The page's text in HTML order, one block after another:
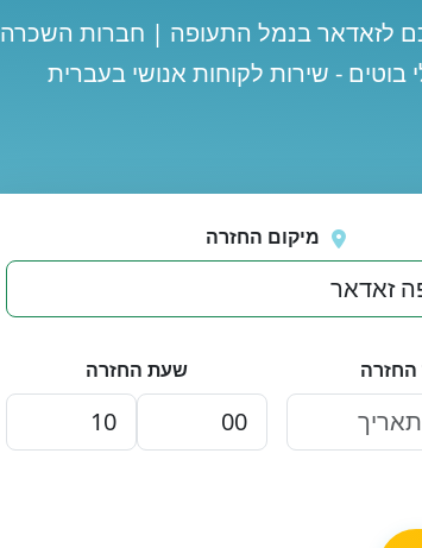
לזאדאר בנמל התעופה | חברות השכרה
- שירות לקוחות אנושי בעברית
מיקום החזרה
החזרה שעת החזרה